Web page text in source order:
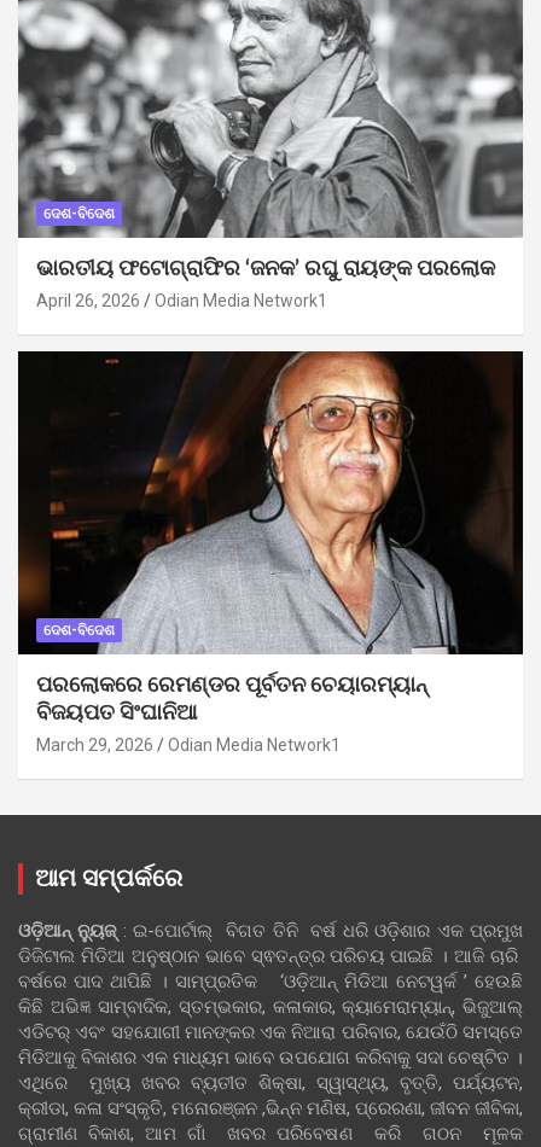
ଦେଶ-ବିଦେଶ
ଭାରତୀୟ ଫଟୋଗ୍ରାଫିର ‘ଜନକ’ ରଘୁ ରାୟଙ୍କ ପରଲୋକ
April 26, 2026 Odian Media Network1
ଦେଶ-ବିଦେଶ
ପରଲୋକରେ ରେମଣ୍ଡର ପୂର୍ବତନ ଚେୟାରମ୍ୟାନ୍
ବିଜୟପତ ସିଂଘାନିଆ
March 29, 2026 Odian Media Network1
ଆମ ସମ୍ପର୍କରେ
ଓଡ଼ିଆନ୍‍ ନ୍ୟୁଜ୍‍: ଇ-ପୋର୍ଟାଲ୍ ବିଗତ ତିନି ବର୍ଷ ଧରି ଓଡ଼ିଶାର ଏକ ପ୍ରମୁଖ
ଡିଜିଟାଲ ମିଡିଆ ଅନୁଷ୍ଠାନ ଭାବେ ସ୍ଵତନ୍ତ୍ର ପରିଚୟ ପାଇଛି । ଆଜି ଚାରି
ବର୍ଷରେ ପାଦ ଥାପିଛି । ସାମ୍ପ୍ରତିକ ‘ଓଡ଼ିଆନ୍‍ ମିଡିଆ ନେଟୱର୍କ ’ ହେଉଛି
କିଛି ଅଭିଜ୍ଞ ସାମ୍ବାଦିକ, ସ୍ତମ୍ଭକାର, କଳାକାର, କ୍ୟାମେରାମ୍ୟାନ୍, ଭିଜୁଆଲ୍
ଏଡିଟର୍ ଏବଂ ସହଯୋଗୀ ମାନଙ୍କର ଏକ ନିଆରା ପରିବାର, ଯେଉଁଠି ସମସ୍ତେ
ମିଡିଆକୁ ବିକାଶର ଏକ ମାଧ୍ୟମ ଭାବେ ଉପଯୋଗ କରିବାକୁ ସଦା ଚେଷ୍ଟିତ ।
ଏଥିରେ ମୁଖ୍ୟ ଖବର ବ୍ୟତୀତ ଶିକ୍ଷା, ସ୍ୱାସ୍ଥ୍ୟ, ବୃତ୍ତି, ପର୍ଯ୍ୟଟନ,
କ୍ରୀଡା, କଳା ସଂସ୍କୃତି, ମନୋରଞ୍ଜନ ,ଭିନ୍ନ ମଣିଷ, ପ୍ରେରଣା, ଜୀବନ ଜୀବିକା,
ଗ୍ରାମୀଣ ବିକାଶ, ଆମ ଗାଁ ଖବର ପରିବେଷଣ କରି ଗଠନ ମୂଳକ